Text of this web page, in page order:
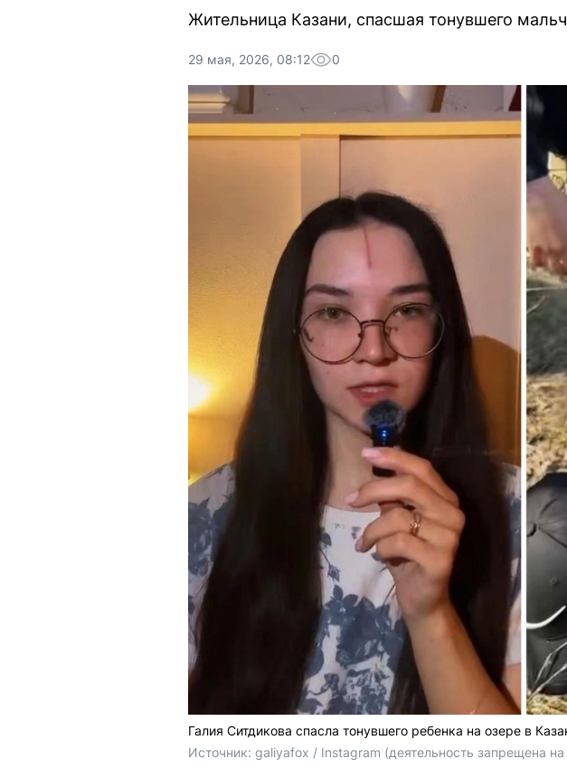
Жительница Казани, спасшая тонувшего
29 мая, 2026, 08:12 0
Галия Ситдикова спасла тонувшего ребенка на озере в
Источник: galiyafox / Instagram (деятельность запрещена